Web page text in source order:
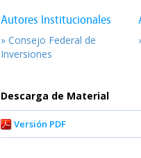
Autores Institucionales
» Consejo Federal de
Inversiones
Descarga de Material
Versión PDF